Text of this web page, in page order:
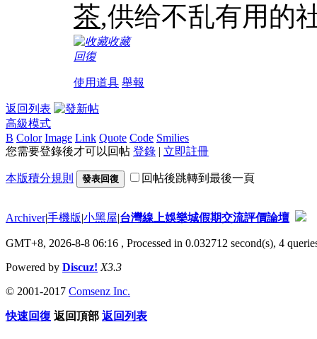
茶,供给不乱有用的
收藏
回復
使用道具 舉報
返回列表
高級模式
B Color Image Link Quote Code Smilies
您需要登錄後才可以回帖 登錄 | 立即註冊
本版積分規則 發表回復 回帖後跳轉到最後一頁
Archiver|手機版|小黑屋|台灣線上娛樂城假期交流評價論壇
GMT+8, 2026-8-8 06:16 , Processed in 0.032712 second(s), 4
Powered by Discuz! X3.3
© 2001-2017 Comsenz Inc.
快速回復 返回頂部 返回列表